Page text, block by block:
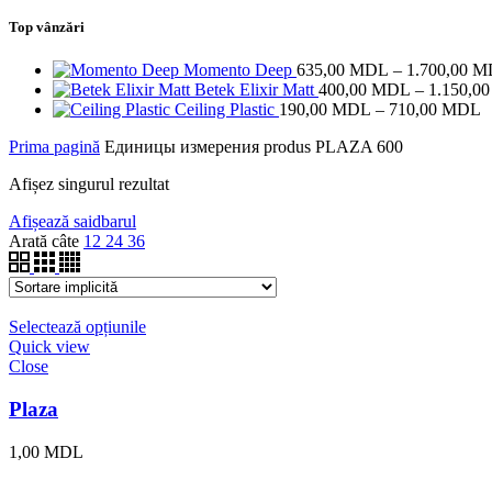
Top vânzări
Momento Deep 635,00 MDL – 1.700,00
Betek Elixir Matt 400,00 MDL – 1.150,00
Ceiling Plastic 190,00 MDL – 710,00 MDL
Prima pagină Единицы измерения produs PLAZA 600
Afișez singurul rezultat
Afișează saidbarul
Arată câte 12 24 36
Selectează opțiunile
Quick view
Close
Plaza
1,00 MDL